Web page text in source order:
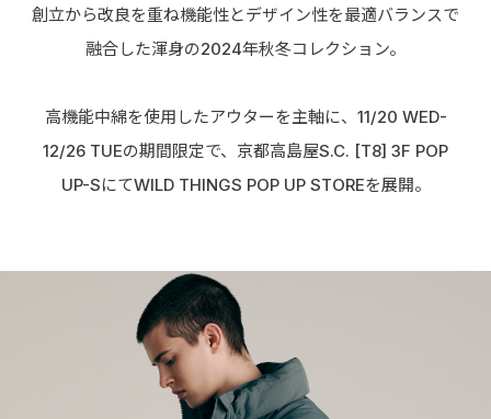
創立から改良を重ね機能性とデザイン性を最適バランスで
融合した渾身の2024年秋冬コレクション。
高機能中綿を使用したアウターを主軸に、11/20 WED-
12/26 TUEの期間限定で、京都高島屋S.C. [T8] 3F POP
UP-SにてWILD THINGS POP UP STOREを展開。